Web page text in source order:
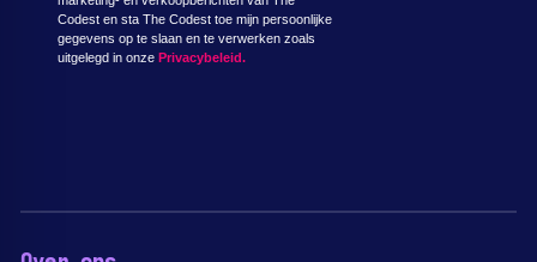
Codest en sta The Codest toe mijn persoonlijke
gegevens op te slaan en te verwerken zoals
uitgelegd in onze Privacybeleid.